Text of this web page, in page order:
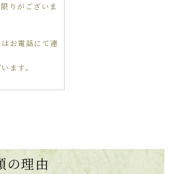
りがございま
お電話にて連
ます。
の理由